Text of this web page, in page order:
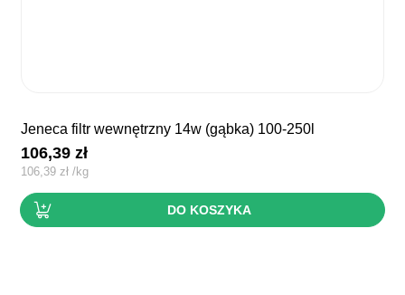
jeneca filtr wewnętrzny 14w (gąbka) 100-250l
106,39zł
106,39 zł /kg
DO KOSZYKA